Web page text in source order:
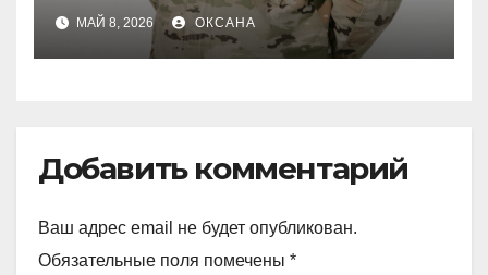
МАЙ 8, 2026 ОКСАНА
Добавить комментарий
Ваш адрес email не будет опубликован.
Обязательные поля помечены *